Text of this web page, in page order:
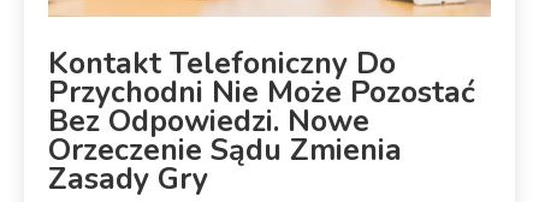
Kontakt Telefoniczny Do
Przychodni Nie Może Pozostać
Bez Odpowiedzi. Nowe
Orzeczenie Sądu Zmienia
Zasady Gry